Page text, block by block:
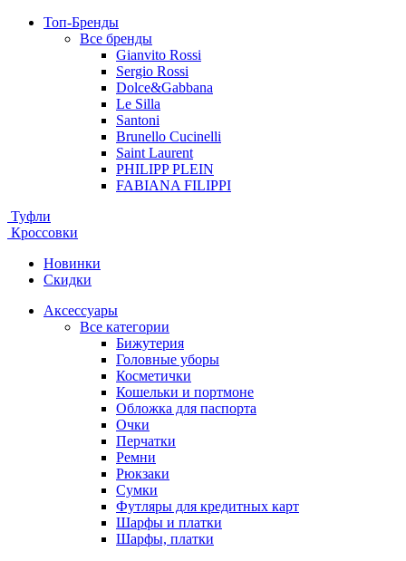
Топ-Бренды
Все бренды
Gianvito Rossi
Sergio Rossi
Dolce&Gabbana
Le Silla
Santoni
Brunello Cucinelli
Saint Laurent
PHILIPP PLEIN
FABIANA FILIPPI
Туфли
Кроссовки
Новинки
Скидки
Аксессуары
Все категории
Бижутерия
Головные уборы
Косметички
Кошельки и портмоне
Обложка для паспорта
Очки
Перчатки
Ремни
Рюкзаки
Сумки
Футляры для кредитных карт
Шарфы и платки
Шарфы, платки